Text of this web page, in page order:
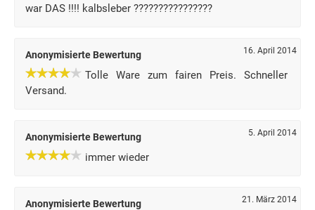
war DAS !!!! kalbsleber ????????????????
Anonymisierte Bewertung 16. April 2014
Tolle Ware zum fairen Preis. Schneller
Versand.
Anonymisierte Bewertung 5. April 2014
immer wieder
Anonymisierte Bewertung 21. März 2014